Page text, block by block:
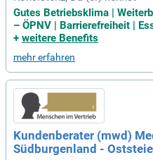
Gutes Betriebsklima |
– ÖPNV | Barrierefreiheit |
+ weitere Benefits
mehr erfahren
Kundenberater (mwd)
Südburgenland -